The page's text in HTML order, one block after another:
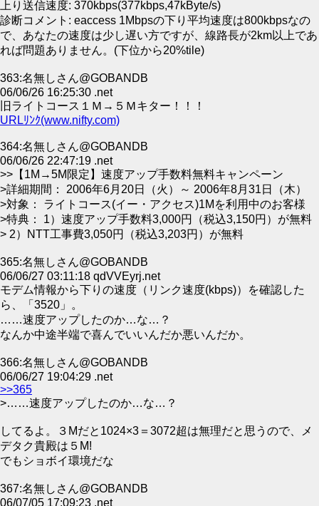
上り送信速度: 370kbps(377kbps,47kByte/s)
診断コメント: eaccess 1Mbpsの下り平均速度は800kbpsなの
で、あなたの速度は少し遅い方ですが、線路長が2km以上であ
れば問題ありません。(下位から20%tile)
363:名無しさん@GOBANDB
06/06/26 16:25:30 .net
旧ライトコース１Ｍ→５Ｍキター！！！
URLﾘﾝｸ(www.nifty.com)
364:名無しさん@GOBANDB
06/06/26 22:47:19 .net
>>【1M→5M限定】速度アップ手数料無料キャンペーン
>詳細期間： 2006年6月20日（火）～ 2006年8月31日（木）
>対象： ライトコース(イー・アクセス)1Mを利用中のお客様
>特典： 1）速度アップ手数料3,000円（税込3,150円）が無料
> 2）NTT工事費3,050円（税込3,203円）が無料
365:名無しさん@GOBANDB
06/06/27 03:11:18 qdVVEyrj.net
モデム情報から下りの速度（リンク速度(kbps)）を確認した
ら、「3520」。
……速度アップしたのか…な…？
なんか中途半端で喜んでいいんだか悪いんだか。
366:名無しさん@GOBANDB
06/06/27 19:04:29 .net
>>365
>……速度アップしたのか…な…？
してるよ。３Mだと1024×3＝3072超は無理だと思うので、メ
デタク貴殿は５M!
でもショボイ環境だな
367:名無しさん@GOBANDB
06/07/05 17:09:23 .net